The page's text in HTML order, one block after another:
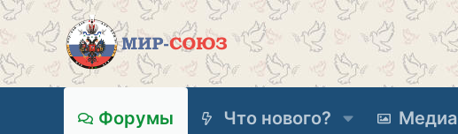
Форумы Что нового? Медиа